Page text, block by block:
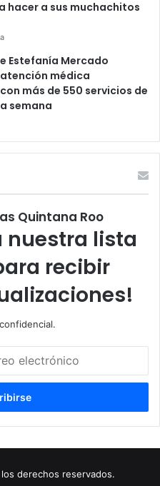
hacer a sus muchachitos
Estefanía Mercado
médica
más de 550 servicios de
semana
Quintana Roo
nuestra lista
recibir
derechos reservados.